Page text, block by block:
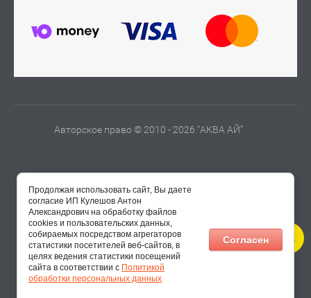
Авторское право © 2010 - 2026 “АКВА АЙ”
Продолжая использовать сайт, Вы даете
согласие ИП Кулешов Антон
Александрович на обработку файлов
cookies и пользовательских данных,
собираемых посредством агрегаторов
статистики посетителей веб-сайтов, в
целях ведения статистики посещений
сайта в соответствии с Политикой
обработки персональных данных
Согласен